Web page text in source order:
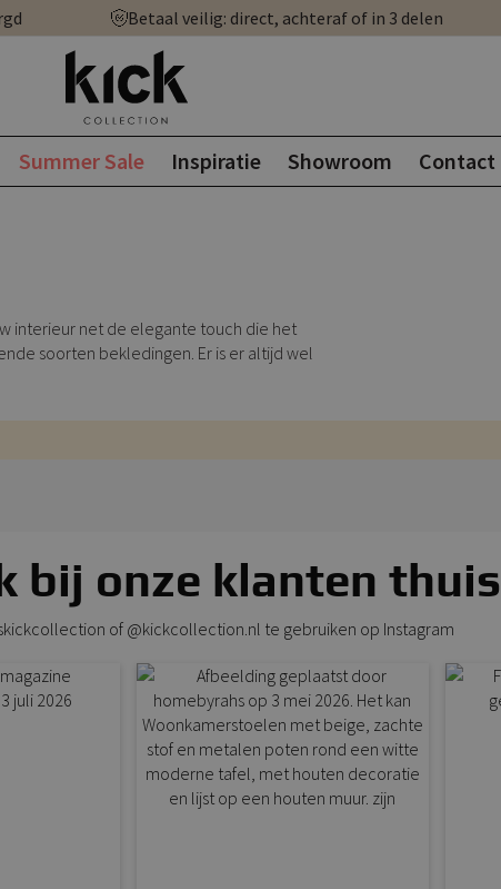
Betaal veilig: direct, achteraf of in 3 delen
Summer Sale Inspiratie Showroom Contact
interieur net de elegante touch die het
soorten bekledingen. Er is er altijd wel
bij onze klanten thuis
of @kickcollection.nl te gebruiken op Instagram